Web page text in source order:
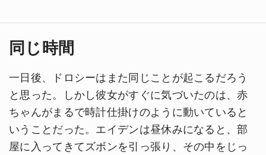
同じ時間
一日後、ドロシーはまた同じことが起こるだろう
と思った。しかし彼女がすぐに気づいたのは、赤
ちゃんがまるで時計仕掛けのように動いていると
いうことだった。エイデンは昼休みになると、部
屋に入ってきてズボンを引っ張り、その中をじっ